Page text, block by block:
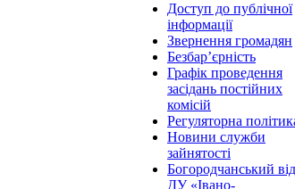
Доступ до публічної
інформації
Звернення громадян
Безбар’єрність
Графік проведення
засідань постійних
комісій
Регуляторна
Новини служби
зайнятості
Богородчанський
ДУ «Івано-